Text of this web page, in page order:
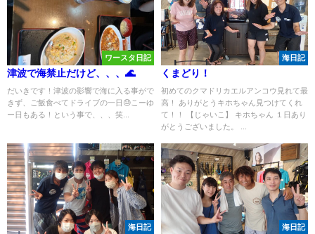
ワースタ日記
津波で海禁止だけど、、、🌊
だいきです！津波の影響で海に入る事がで
きず、ご飯食べてドライブの一日😓こーゆ
ー日もある！という事で、、、笑...
海日記
くまどり！
初めてのクマドリカエルアンコウ見れて最
高！ ありがとうキホちゃん見つけてくれ
て！！ 【じゃいこ】 キホちゃん １日あり
がとうございました。 ...
海日記 海日記